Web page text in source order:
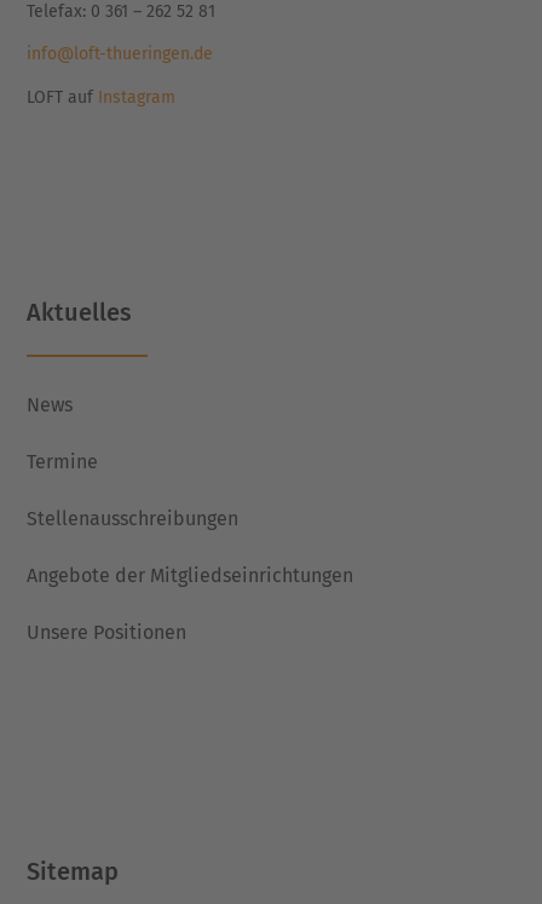
Telefax: 0 361 – 262 52 81
info@loft-thueringen.de
LOFT auf Instagram
Aktuelles
News
Termine
Stellenausschreibungen
Angebote der Mitgliedseinrichtungen
Unsere Positionen
Sitemap